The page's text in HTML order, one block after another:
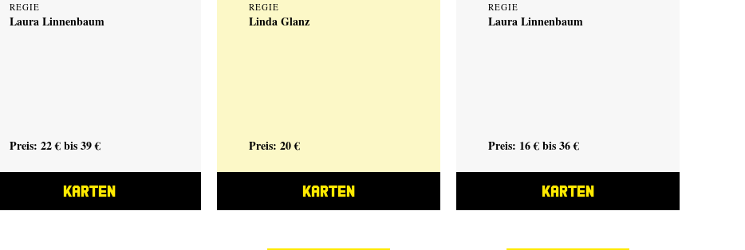
REGIE
Laura Linnenbaum
Preis: 22 € bis 39 €
KARTEN
REGIE
Linda Glanz
Preis: 20 €
KARTEN
REGIE
Laura Linnenbaum
Preis: 16 € bis 36 €
KARTEN